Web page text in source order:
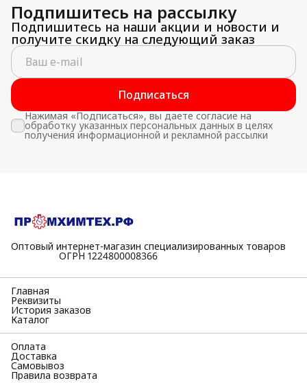
Подпишитесь на рассылку
Подпишитесь на наши акции и новости и
получите скидку на следующий заказ
Подписаться
Нажимая «Подписаться», вы даете согласие на
обработку указанных персональных данных в целях
получения информационной и рекламной рассылки
Оптовый интернет-магазин специализированных товаров
⠀⠀⠀⠀⠀⠀⠀ОГРН 1224800008366
Главная
Реквизиты
История заказов
Каталог
Оплата
Доставка
Самовывоз
Правила возврата